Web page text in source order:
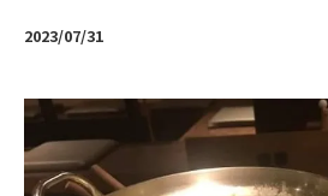
2023/07/31